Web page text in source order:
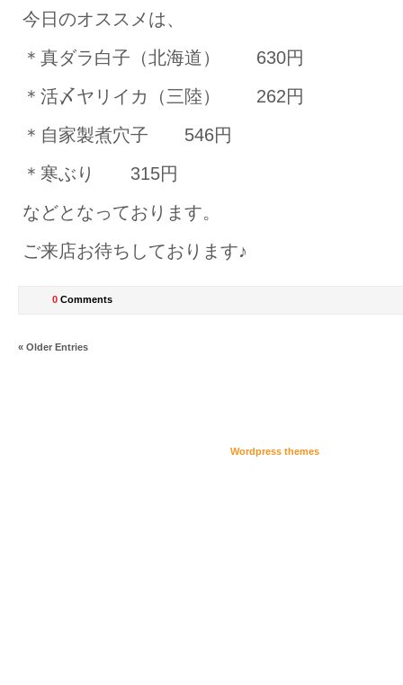
今日のオススメは、
＊真ダラ白子（北海道） 630円
＊活〆ヤリイカ（三陸） 262円
＊自家製煮穴子 546円
＊寒ぶり 315円
などとなっております。
ご来店お待ちしております♪
0 Comments
« Older Entries
Wordpress themes